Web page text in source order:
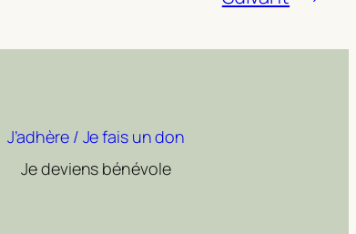
J’adhère / Je fais un don
Je deviens bénévole